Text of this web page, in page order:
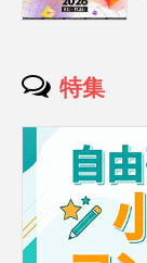
特集